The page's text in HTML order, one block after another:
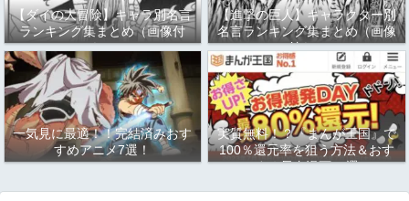
【ダイの大冒険】キャラ別名言
ランキング集まとめ（画像付
き）
【進撃の巨人】キャラクター別
名言ランキング集まとめ（画像
付き）
一気見に最適！！完結済みおす
すめアニメ7選！
実質無料！？『まんが王国』で
100％還元率を狙う方法＆おす
すめ長寿漫画10選